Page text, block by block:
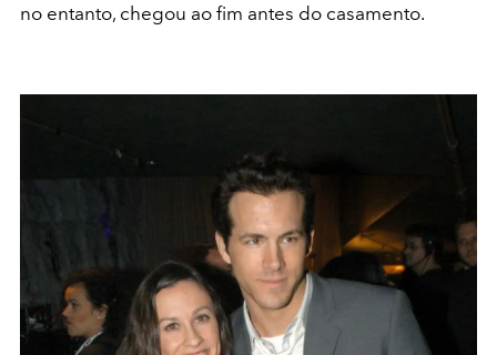
no entanto, chegou ao fim antes do casamento.